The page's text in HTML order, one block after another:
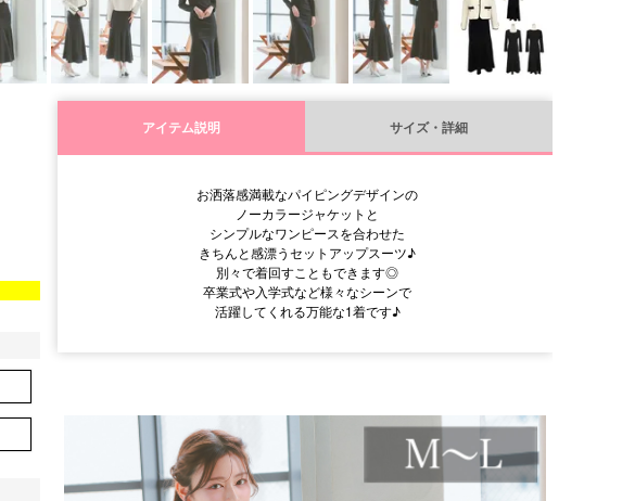
アイテム説明 サイズ・詳細
お洒落感満載なパイピングデザインの
ノーカラージャケットと
シンプルなワンピースを合わせた
きちんと感漂うセットアップスーツ♪
別々で着回すこともできます◎
卒業式や入学式など様々なシーンで
活躍してくれる万能な1着です♪